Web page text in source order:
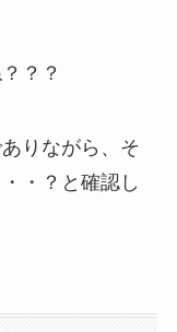
？？
りながら、そ
・？と確認し